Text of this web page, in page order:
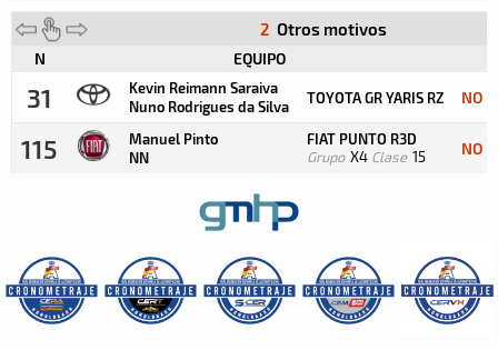
2 Otros motivos
N EQUIPO
31
Kevin Reimann Saraiva
Nuno Rodrigues da Silva
TOYOTA GR YARIS RZ NO
115
Manuel Pinto
NN
FIAT PUNTO R3D
Grupo X4 Clase 15 NO